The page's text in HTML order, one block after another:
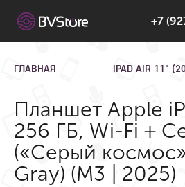
+7
ГЛАВНАЯ IPAD AIR 11"
Планшет Apple
256 ГБ, Wi-Fi +
(«Серый
Gray) (M3 | 2025)